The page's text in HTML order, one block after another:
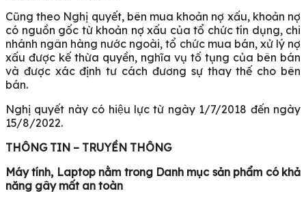
Cũng theo Nghị quyết, bên mua khoản nợ xấu, khoản nợ
có nguồn gốc từ khoản nợ xấu của tổ chức tín dụng, chi
nhánh ngân hàng nước ngoài, tổ chức mua bán, xử lý nợ
xấu được kế thừa quyền, nghĩa vụ tố tụng của bên bán
và được xác định tư cách đương sự thay thế cho bên
bán.
Nghị quyết này có hiệu lực từ ngày 1/7/2018 đến ngày
15/8/2022.
THÔNG TIN – TRUYỀN THÔNG
Máy tính, Laptop nằm trong Danh mục sản phẩm có khả
năng gây mất an toàn